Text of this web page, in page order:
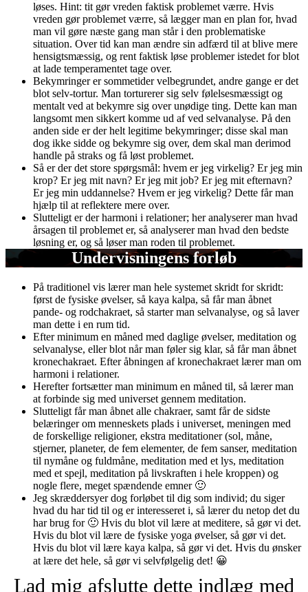
løses. Hint: tit gør vreden faktisk problemet værre. Hvis
vreden gør problemet værre, så lægger man en plan for, hvad
man vil gøre næste gang man står i den problematiske
situation. Over tid kan man ændre sin adfærd til at blive mere
hensigtsmæssig, og rent faktisk løse problemer istedet for blot
at lade temperamentet tage over.
Bekymringer er sommetider velbegrundet, andre gange er det
blot selv-tortur. Man torturerer sig selv følelsesmæssigt og
mentalt ved at bekymre sig over unødige ting. Dette kan man
langsomt men sikkert komme ud af ved selvanalyse. På den
anden side er der helt legitime bekymringer; disse skal man
dog ikke sidde og bekymre sig over, dem skal man derimod
handle på straks og få løst problemet.
Så er der det store spørgsmål: hvem er jeg virkelig? Er jeg min
krop? Er jeg mit navn? Er jeg mit job? Er jeg mit efternavn?
Er jeg min uddannelse? Hvem er jeg virkelig? Dette får man
hjælp til at reflektere mere over.
Slutteligt er der harmoni i relationer; her analyserer man hvad
årsagen til problemet er, så analyserer man hvad den bedste
løsning er, og så løser man roden til problemet.
Undervisningens forløb
På traditionel vis lærer man hele systemet skridt for skridt:
først de fysiske øvelser, så kaya kalpa, så får man åbnet
pande- og rodchakraet, så starter man selvanalyse, og så laver
man dette i en rum tid.
Efter minimum en måned med daglige øvelser, meditation og
selvanalyse, eller blot når man føler sig klar, så får man åbnet
kronechakraet. Efter åbningen af kronechakraet lærer man om
harmoni i relationer.
Herefter fortsætter man minimum en måned til, så lærer man
at forbinde sig med universet gennem meditation.
Slutteligt får man åbnet alle chakraer, samt får de sidste
belæringer om menneskets plads i universet, meningen med
de forskellige religioner, ekstra meditationer (sol, måne,
stjerner, planeter, de fem elementer, de fem sanser, meditation
til nymåne og fuldmåne, meditation med et lys, meditation
med et spejl, meditation på livskraften i hele kroppen) og
nogle flere, meget spændende emner 🙂
Jeg skræddersyer dog forløbet til dig som individ; du siger
hvad du har tid til og er interesseret i, så lærer du netop det du
har brug for 🙂 Hvis du blot vil lære at meditere, så gør vi det.
Hvis du blot vil lære de fysiske yoga øvelser, så gør vi det.
Hvis du blot vil lære kaya kalpa, så gør vi det. Hvis du ønsker
at lære det hele, så gør vi selvfølgelig det! 😀
Lad mig afslutte dette indlæg med